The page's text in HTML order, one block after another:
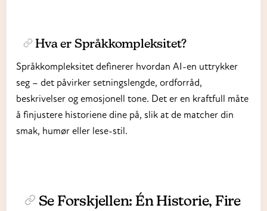
Hva er Språkkompleksitet?
Språkkompleksitet definerer hvordan AI-en uttrykker
seg – det påvirker setningslengde, ordforråd,
beskrivelser og emosjonell tone. Det er en kraftfull måte
å finjustere historiene dine på, slik at de matcher din
smak, humør eller lese-stil.
Se Forskjellen: Én Historie, Fire